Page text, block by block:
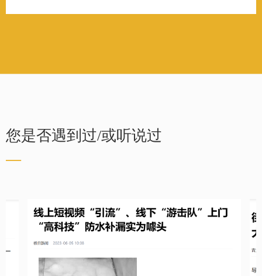
您是否遇到过/或听说过
—